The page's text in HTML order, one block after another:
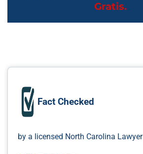
Gratis.
Fact Checked
by a licensed North Carolina Lawyer